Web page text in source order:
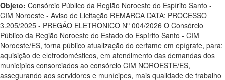
Objeto: Consórcio Público da Região Noroeste do Espírito Santo -
CIM Noroeste - Aviso de Licitação REMARCA DATA: PROCESSO
3.205/2025 - PREGÃO ELETRÔNICO Nº 004/2026 O Consórcio
Público da Região Noroeste do Estado do Espírito Santo - CIM
Noroeste/ES, torna público atualização do certame em epígrafe, para:
aquisição de eletrodomésticos, em atendimento das demandas dos
municípios consorciados ao consórcio CIM NOROESTE/ES,
assegurando aos servidores e munícipes, mais qualidade de trabalho